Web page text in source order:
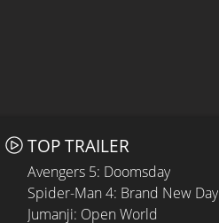
TOP TRAILER
Avengers 5: Doomsday
Spider-Man 4: Brand New Day
Jumanji: Open World